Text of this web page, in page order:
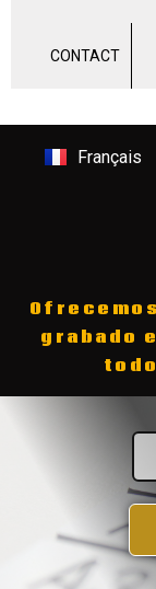
CONTACT
Français
grabado